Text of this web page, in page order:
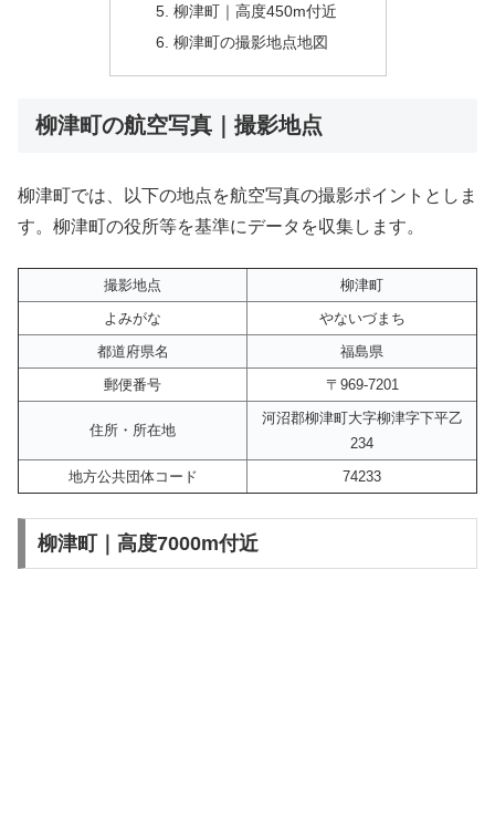
柳津町｜高度450m付近
柳津町の撮影地点地図
柳津町の航空写真｜撮影地点
柳津町では、以下の地点を航空写真の撮影ポイントとしま
す。柳津町の役所等を基準にデータを収集します。
撮影地点
柳津町
よみがな
やないづまち
都道府県名
福島県
郵便番号
〒969-7201
住所・所在地
河沼郡柳津町大字柳津字下平乙
234
地方公共団体コード
74233
柳津町｜高度7000m付近